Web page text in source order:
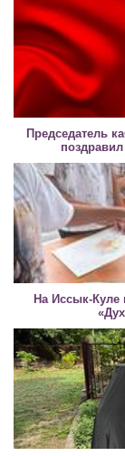
Председатель
На Иссык-Куле